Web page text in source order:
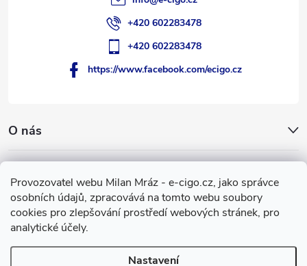
Provozovatel webu Milan Mráz - e-cigo.cz, jako správce
osobních údajů, zpracovává na tomto webu soubory
cookies pro zlepšování prostředí webových stránek, pro
analytické účely.
Nastavení
O nás
Facebook
+420 602283478
+420 602283478
https://www.facebook.com/ecigo.cz